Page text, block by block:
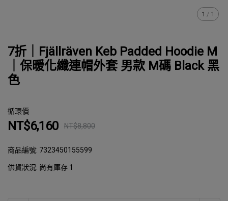
1 / 1
7折｜Fjällräven Keb Padded Hoodie M
｜保暖化纖連帽外套 男款 M碼 Black 黑
色
循環價
NT$6,160 NT$8,800
商品編號: 7323450155599
供貨狀況: 尚有庫存 1